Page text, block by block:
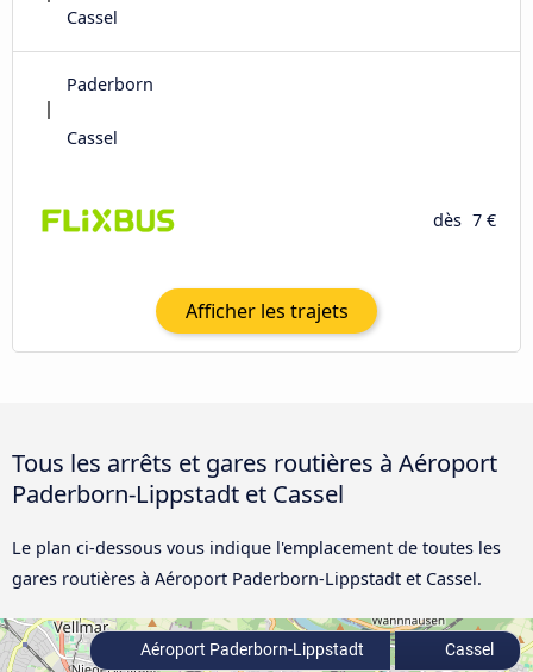
Cassel
Paderborn
Cassel
dès 7 €
Afficher les trajets
Tous les arrêts et gares routières à Aéroport
Paderborn-Lippstadt et Cassel
Le plan ci-dessous vous indique l'emplacement de toutes les
gares routières à Aéroport Paderborn-Lippstadt et Cassel.
Aéroport Paderborn-Lippstadt Cassel